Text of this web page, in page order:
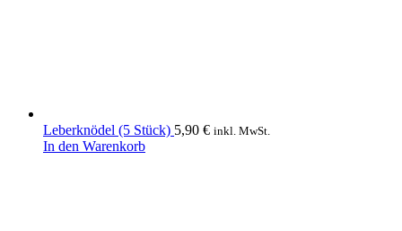
Leberknödel (5 Stück) 5,90 € inkl. MwSt.
In den Warenkorb